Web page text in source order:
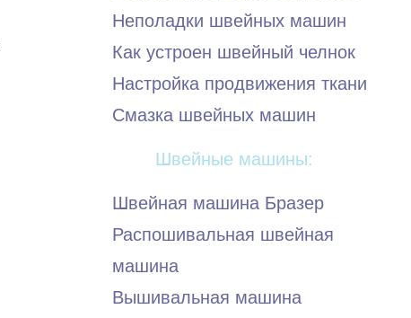
Неполадки швейных машин
Как устроен швейный челнок
Настройка продвижения ткани
Смазка швейных машин
Швейные машины:
Швейная машина Бразер
Распошивальная швейная
машина
Вышивальная машина